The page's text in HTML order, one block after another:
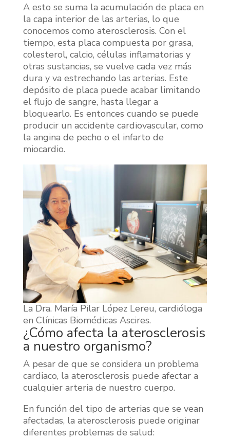
A esto se suma la acumulación de placa en
la capa interior de las arterias, lo que
conocemos como aterosclerosis. Con el
tiempo, esta placa compuesta por grasa,
colesterol, calcio, células inflamatorias y
otras sustancias, se vuelve cada vez más
dura y va estrechando las arterias. Este
depósito de placa puede acabar limitando
el flujo de sangre, hasta llegar a
bloquearlo. Es entonces cuando se puede
producir un accidente cardiovascular, como
la angina de pecho o el infarto de
miocardio.
La Dra. María Pilar López Lereu, cardióloga
en Clínicas Biomédicas Ascires.
¿Cómo afecta la aterosclerosis
a nuestro organismo?
A pesar de que se considera un problema
cardiaco, la aterosclerosis puede afectar a
cualquier arteria de nuestro cuerpo.
En función del tipo de arterias que se vean
afectadas, la aterosclerosis puede originar
diferentes problemas de salud: